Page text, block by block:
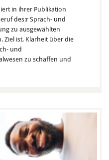
in ihrer Publikation
des:r Sprach- und
zu ausgewählten
Ziel ist, Klarheit über die
und
zu schaffen und